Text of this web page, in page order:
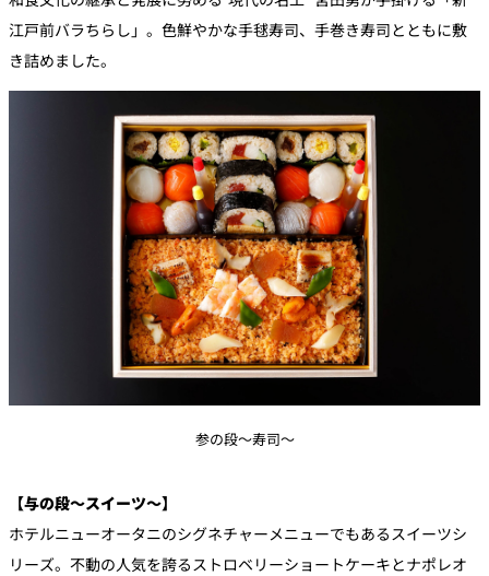
江戸前バラちらし」。色鮮やかな手毬寿司、手巻き寿司とともに敷
き詰めました。
参の段～寿司～
【与の段～スイーツ～】
ホテルニューオータニのシグネチャーメニューでもあるスイーツシ
リーズ。不動の人気を誇るストロベリーショートケーキとナポレオ